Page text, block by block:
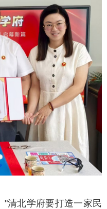
清北学府要打造一家民